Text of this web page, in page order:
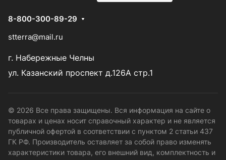
8-800-300-89-29
stterra@mail.ru
г. Набережные Челны
ул. Казанский проспект д.126А стр.1
© 2026 Все права защищены. Вся информация на сайте о
товарах и ценах носит справочный характер и не является
публичной офертой в соответствии с пунктом 2 статьи 437
ГК РФ. Производитель оставляет за собой право изменять
характеристики товара, его внешний вид, комплектность и